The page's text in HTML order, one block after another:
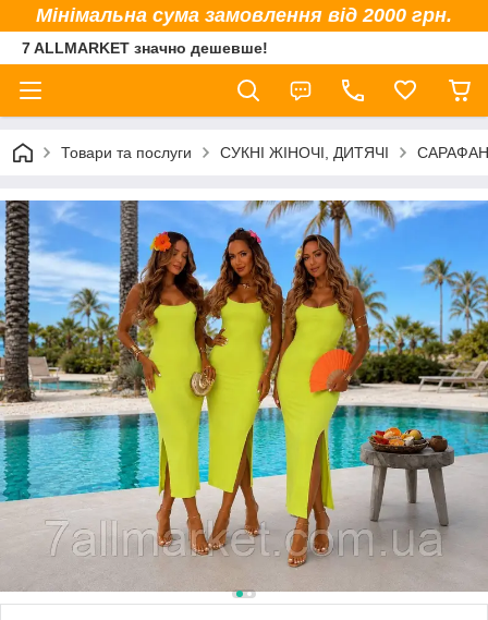
Мінімальна сума замовлення від 2000 грн.
7 ALLMARKET значно дешевше!
Товари та послуги СУКНІ ЖІНОЧІ, ДИТЯЧІ